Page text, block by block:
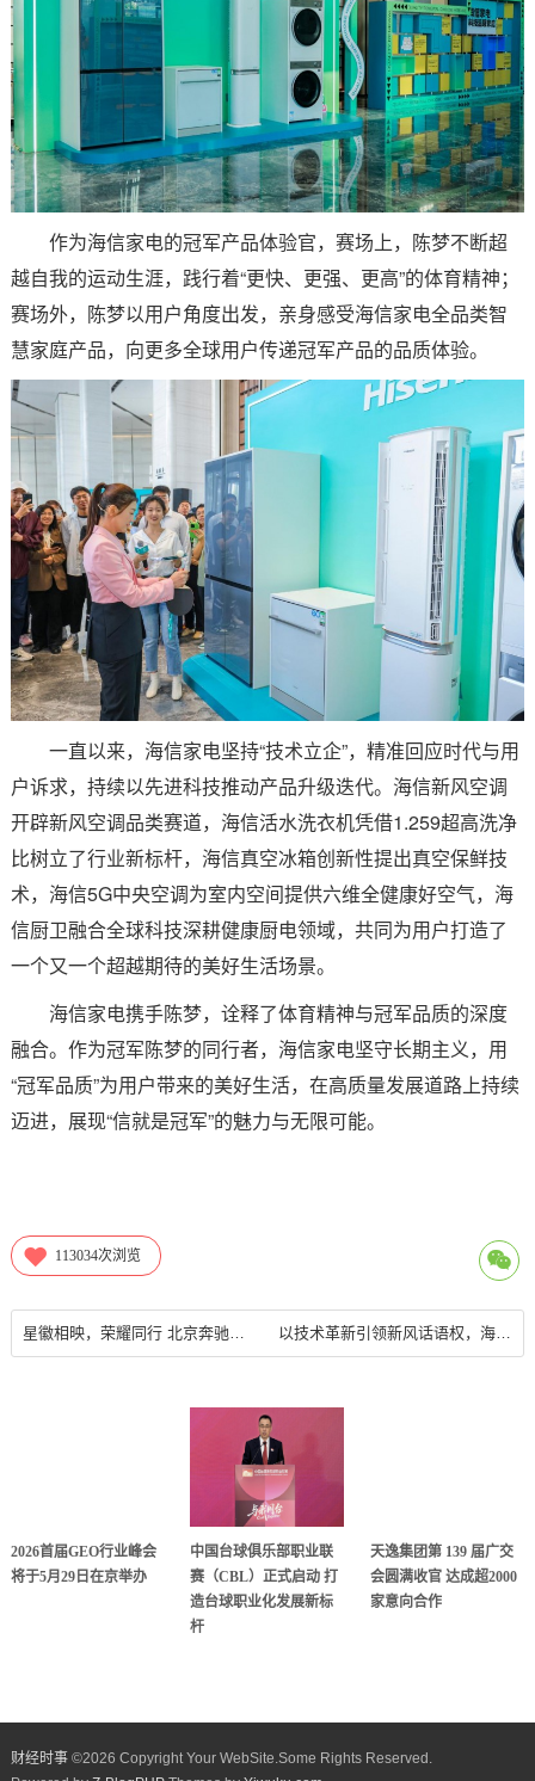
作为海信家电的冠军产品体验官，赛场上，陈梦不断超
越自我的运动生涯，践行着“更快、更强、更高”的体育精神；
赛场外，陈梦以用户角度出发，亲身感受海信家电全品类智
慧家庭产品，向更多全球用户传递冠军产品的品质体验。
一直以来，海信家电坚持“技术立企”，精准回应时代与用
户诉求，持续以先进科技推动产品升级迭代。海信新风空调
开辟新风空调品类赛道，海信活水洗衣机凭借1.259超高洗净
比树立了行业新标杆，海信真空冰箱创新性提出真空保鲜技
术，海信5G中央空调为室内空间提供六维全健康好空气，海
信厨卫融合全球科技深耕健康厨电领域，共同为用户打造了
一个又一个超越期待的美好生活场景。
海信家电携手陈梦，诠释了体育精神与冠军品质的深度
融合。作为冠军陈梦的同行者，海信家电坚守长期主义，用
“冠军品质”为用户带来的美好生活，在高质量发展道路上持续
迈进，展现“信就是冠军”的魅力与无限可能。
113034次浏览
星徽相映，荣耀同行 北京奔驰助力2024中国网球公开赛璀璨启幕 以技术革新引领新风话语权，海信空调品牌影响力再上新台阶
2026首届GEO行业峰会
将于5月29日在京举办
中国台球俱乐部职业联
赛（CBL）正式启动 打
造台球职业化发展新标
杆
天逸集团第 139 届广交
会圆满收官 达成超2000
家意向合作
财经时事©2026 Copyright Your WebSite.Some Rights Reserved.